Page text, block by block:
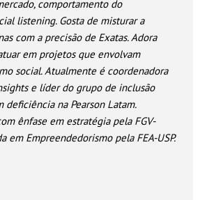
comportamento do
listening. Gosta de misturar a
com a precisão de Exatas. Adora
em projetos que envolvam
social. Atualmente é coordenadora
e líder do grupo de inclusão
deficiência na Pearson Latam.
ênfase em estratégia pela FGV-
em Empreendedorismo pela FEA-USP.